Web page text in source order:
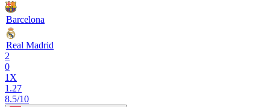
Barcelona
Real Madrid
2
0
1X
1.27
8.5/10